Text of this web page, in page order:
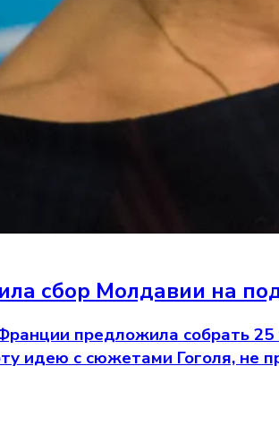
сбор Молдавии на
предложила собрать
идею с сюжетами Гоголя,